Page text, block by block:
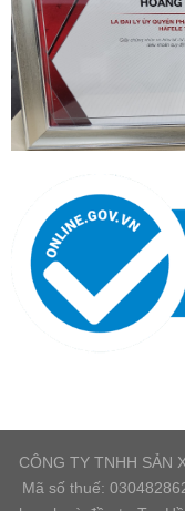
CÔNG TY TNHH SẢN
Mã số thuế: